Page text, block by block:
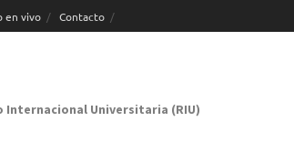
en vivo Contacto
Internacional Universitaria (RIU)